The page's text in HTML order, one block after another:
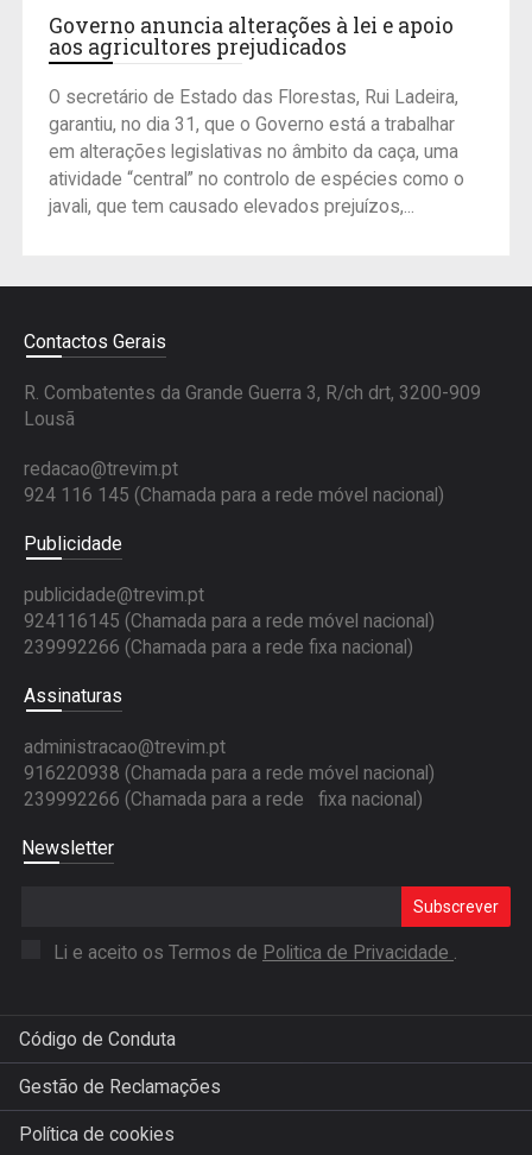
Governo anuncia alterações à lei e apoio
aos agricultores prejudicados
O secretário de Estado das Florestas, Rui Ladeira,
garantiu, no dia 31, que o Governo está a trabalhar
em alterações legislativas no âmbito da caça, uma
atividade “central” no controlo de espécies como o
javali, que tem causado elevados prejuízos,...
Contactos Gerais
R. Combatentes da Grande Guerra 3, R/ch drt, 3200-909
Lousã
redacao@trevim.pt
924 116 145 (Chamada para a rede móvel nacional)
Publicidade
publicidade@trevim.pt
924116145 (Chamada para a rede móvel nacional)
239992266 (Chamada para a rede fixa nacional)
Assinaturas
administracao@trevim.pt
916220938 (Chamada para a rede móvel nacional)
239992266 (Chamada para a rede fixa nacional)
Newsletter
Subscrever
Li e aceito os Termos de Politica de Privacidade .
Código de Conduta
Gestão de Reclamações
Política de cookies